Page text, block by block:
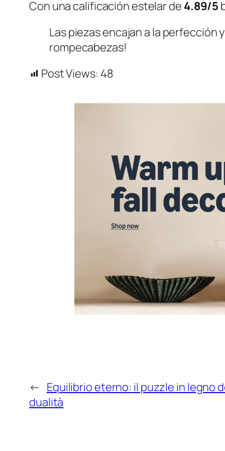
Con una calificación estelar de 4.89/5
Las piezas encajan a la perfección
rompecabezas!
Post Views: 48
← Equilibrio eterno: il puzzle in legno
dualità